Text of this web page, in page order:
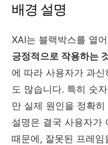
배경 설명
XAI는 블랙박스를 열
긍정적으로 작용하는
에 따라 사용자가 과
도 많습니다. 특히 숫
만 실제 원인을 정확
설명은 결국 사용자가
때문에, 잘못된 프레